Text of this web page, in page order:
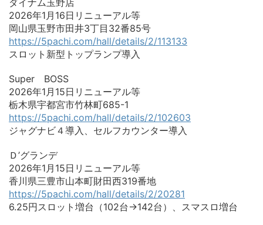
ダイナム玉野店
2026年1月16日リニューアル等
岡山県玉野市田井3丁目32番85号
https://5pachi.com/hall/details/2/113133
スロット新型トップランプ導入
Super BOSS
2026年1月15日リニューアル等
栃木県宇都宮市竹林町685-1
https://5pachi.com/hall/details/2/102603
ジャグナビ４導入、セルフカウンター導入
Ｄ’グランデ
2026年1月15日リニューアル等
香川県三豊市山本町財田西319番地
https://5pachi.com/hall/details/2/20281
6.25円スロット増台（102台→142台）、スマスロ増台